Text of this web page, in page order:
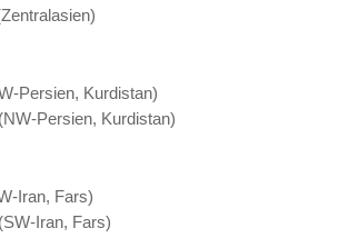
Persien, Kurdistan)
Iran, Fars)